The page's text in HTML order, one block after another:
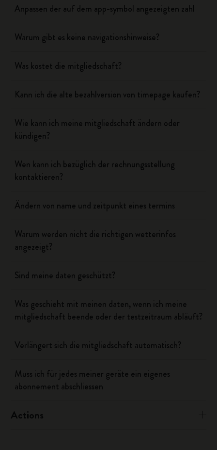
Anpassen der auf dem app-symbol angezeigten zahl
Warum gibt es keine navigationshinweise?
Was kostet die mitgliedschaft?
Kann ich die alte bezahlversion von timepage kaufen?
Wie kann ich meine mitgliedschaft ändern oder
kündigen?
Wen kann ich bezüglich der rechnungsstellung
kontaktieren?
Ändern von name und zeitpunkt eines termins
Warum werden nicht die richtigen wetterinfos
angezeigt?
Sind meine daten geschützt?
Was geschieht mit meinen daten, wenn ich meine
mitgliedschaft beende oder der testzeitraum abläuft?
Verlängert sich die mitgliedschaft automatisch?
Muss ich für jedes meiner geräte ein eigenes
abonnement abschliessen
Actions